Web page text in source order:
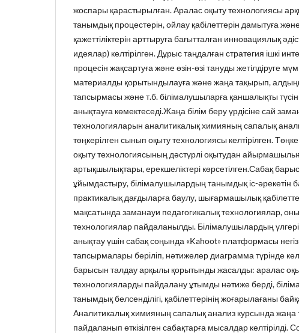
жоспары қарастырылған. Аралас оқыту технологиясы
танымдық процестерін, ойлау қабілеттерін дамытуға
қажеттіліктерін арттыруға бағытталған инновациялық
идеялар) келтірілген. Дұрыс таңдалған стратегия ішкі
процесін жақсартуға және өзін-өзі тануды жетілдіруге
материалды қорытындылауға және жаңа тақырып,
тапсырмасы және т.б. білімалушыларға қаншалықты
анықтауға көмектеседі.Жаңа білім беру үрдісіне сай
технологияларын аналитикалық химияның сапалық
төңкерілген сынып оқыту технологиясы келтірілген.
оқыту технологиясының дәстүрлі оқытудан
артықшылықтары, ерекшеліктері көрсетілген.Сабақ
ұйымдастыру, білімалушылардың танымдық іс-әрекетін
практикалық дағдыларға баулу, шығармашылық
мақсатында заманауи педагогикалық технологиялар,
технологиялар пайдаланылды. Білімалушылардың
анықтау үшін сабақ соңында «Kahoot» платформасы
тапсырмалары беріліп, нәтижелер диаграмма түрінде
барысын талдау арқылы қорытынды жасалды: аралас
технологияларды пайдалану ұтымды нәтиже берді,
танымдық белсенділігі, қабілеттерінің жоғарылағаны
Аналитикалық химияның сапалық анализ курсында жаңа
пайдаланып өткізілген сабақтарға мысалдар келтірілді.